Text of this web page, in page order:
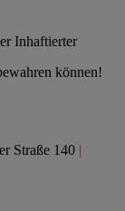
können!
Straße 140 |